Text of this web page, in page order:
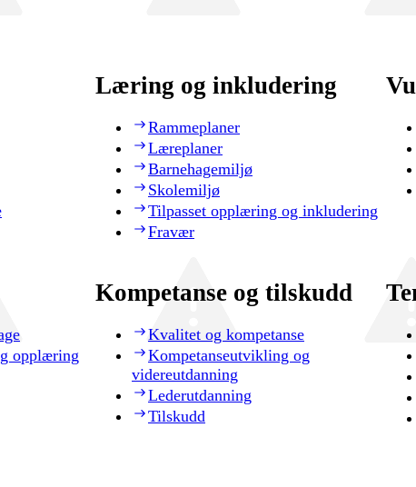
Læring og inkludering
Rammeplaner
Læreplaner
Barnehagemiljø
Skolemiljø
Tilpasset opplæring og inkludering
Fravær
opplæring
Kompetanse og tilskudd
Kvalitet og kompetanse
Kompetanseutvikling og
videreutdanning
Lederutdanning
Tilskudd